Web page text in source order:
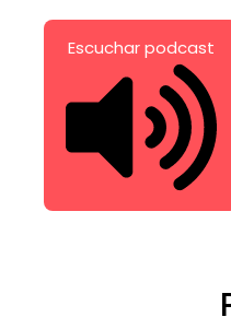
Escuchar podcast